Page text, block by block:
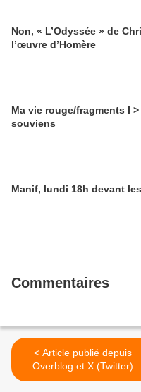
Non, « L’Odyssée » de
l’œuvre d’Homère
Ma vie rouge/fragments I >
souviens
Manif, lundi 18h devant
Commentaires
< Article publié depuis
Overblog et X (Twitter)